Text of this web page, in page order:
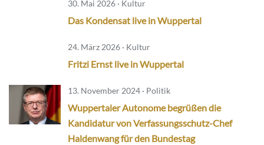
30. Mai 2026 · Kultur
Das Kondensat live in Wuppertal
24. März 2026 · Kultur
Fritzi Ernst live in Wuppertal
13. November 2024 · Politik
Wuppertaler Autonome begrüßen die
Kandidatur von Verfassungsschutz-Chef
Haldenwang für den Bundestag